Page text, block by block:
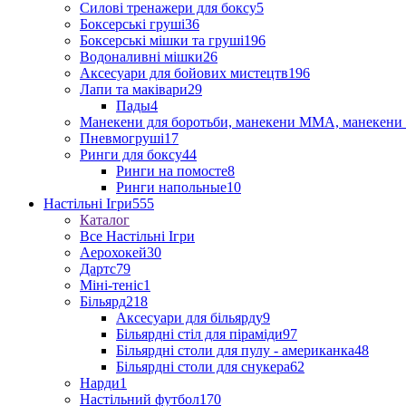
Силові тренажери для боксу5
Боксерські груші36
Боксерські мішки та груші196
Водоналивні мішки26
Аксесуари для бойових мистецтв196
Лапи та маківари29
Пады4
Манекени для боротьби, манекени ММА, манекени
Пневмогруші17
Ринги для боксу44
Ринги на помосте8
Ринги напольные10
Настільні Ігри555
Каталог
Все Настільні Ігри
Аерохокей30
Дартс79
Міні-теніс1
Більярд218
Аксесуари для більярду9
Більярдні стіл для піраміди97
Більярдні столи для пулу - американка48
Більярдні столи для снукера62
Нарди1
Настільний футбол170